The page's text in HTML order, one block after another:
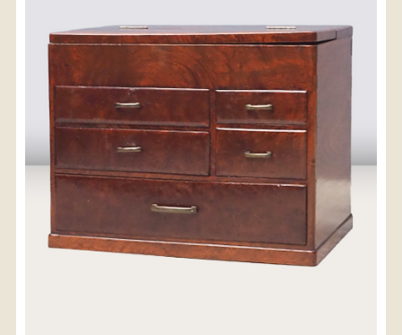
・ご購入手続きを進める途中で「宅急便」を選択いた
だくと、自動的に送料が加算されます。
・配送についての詳細は、こちら →
【送料を確認する】
お届け先、送料ランクを選択する事で送料が表
示されます。
お届け先
送料ランク